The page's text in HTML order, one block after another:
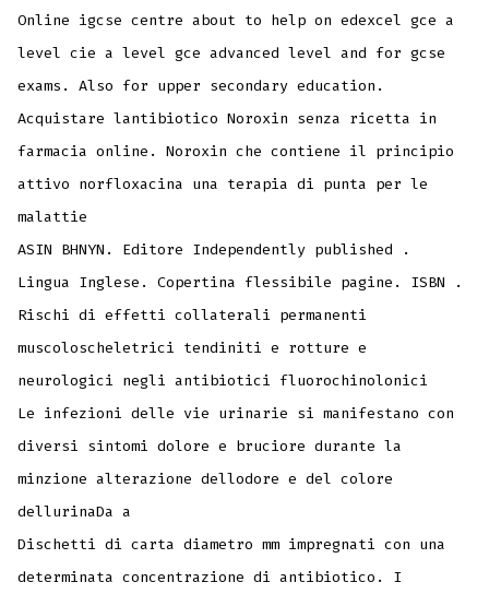
Online igcse centre about to help on edexcel gce a
level cie a level gce advanced level and for gcse
exams. Also for upper secondary education.
Acquistare lantibiotico Noroxin senza ricetta in
farmacia online. Noroxin che contiene il principio
attivo norfloxacina una terapia di punta per le
malattie
ASIN BHNYN. Editore Independently published .
Lingua Inglese. Copertina flessibile pagine. ISBN .
Rischi di effetti collaterali permanenti
muscoloscheletrici tendiniti e rotture e
neurologici negli antibiotici fluorochinolonici
Le infezioni delle vie urinarie si manifestano con
diversi sintomi dolore e bruciore durante la
minzione alterazione dellodore e del colore
dellurinaDa a
Dischetti di carta diametro mm impregnati con una
determinata concentrazione di antibiotico. I